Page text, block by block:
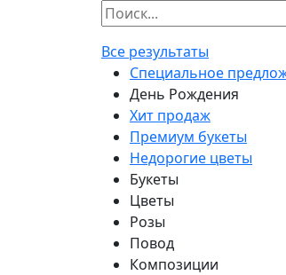
Все результаты
Специальное
День Рождения
Хит продаж
Премиум букеты
Недорогие цветы
Букеты
Цветы
Розы
Повод
Композиции